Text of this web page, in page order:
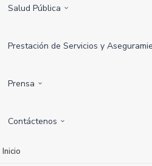
Salud Pública
Prestación de Servicios y
Prensa
Contáctenos
Inicio